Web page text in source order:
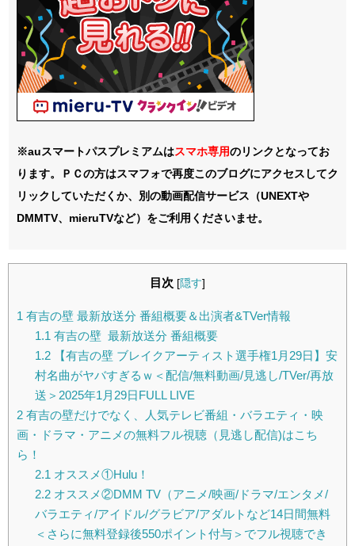
※auスマートパスプレミアムはスマホ専用のリンクとなってお
ります。ＰＣの方はスマフォで再度このブログにアクセスしてク
リックしていただくか、別の動画配信サービス（UNEXTや
DMMTV、mieruTVなど）をご利用くださいませ。
目次 [隠す]
1 有吉の壁 最新放送分 番組概要＆出演者&TVer情報
1.1 有吉の壁 最新放送分 番組概要
1.2【有吉の壁 ブレイクアーティスト選手権1月29日】安
村名曲がヤバすぎるｗ＜配信/無料動画/見逃し/TVer/再放
送＞2025年1月29日FULL LIVE
2 有吉の壁だけでなく、人気テレビ番組・バラエティ・映
画・ドラマ・アニメの無料フル視聴（見逃し配信)はこち
ら！
2.1 オススメ①Hulu！
2.2オススメ②DMM TV（アニメ/映画/ドラマ/エンタメ/
バラエティ/アイドル/グラビア/アダルトなど14日間無料
＜さらに無料登録後550ポイント付与＞でフル視聴でき